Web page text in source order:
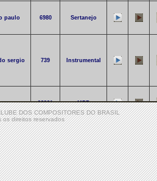
paulo 6980 Sertanejo
sergio 739 Instrumental
estevam 98931 MPB
silva
92110 Rock
reis 1713 MPB
DOS COMPOSITORES DO BRASIL
os direitos reservados